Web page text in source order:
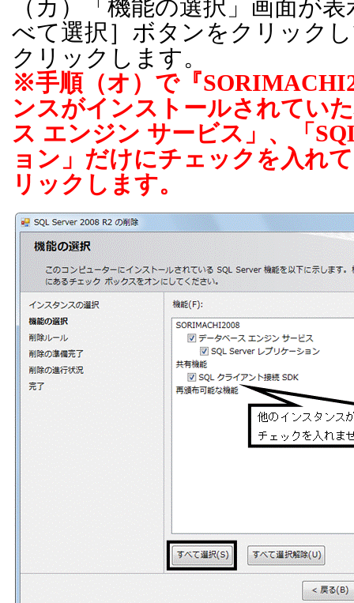
（カ）「機能の選択」画面が
べて選択］ボタンをクリック
クリックします。
※手順（オ）で『
ンスがインストールされてい
ス エンジン サービス」、「
ョン」だけにチェックを入れ
リックします。